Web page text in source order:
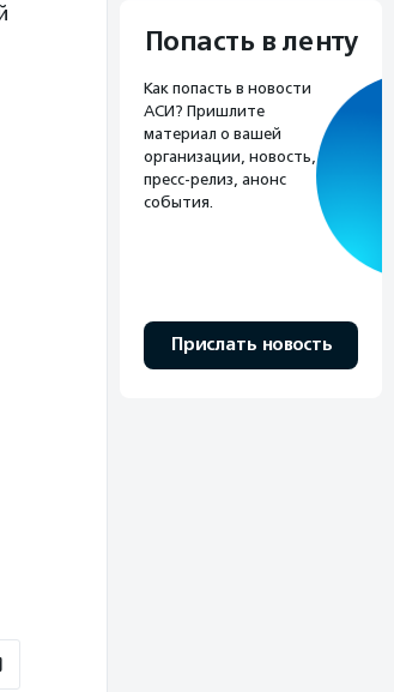
Попасть в ленту
Как попасть в новости
АСИ? Пришлите
материал о вашей
организации, новость,
пресс-релиз, анонс
события.
Прислать новость